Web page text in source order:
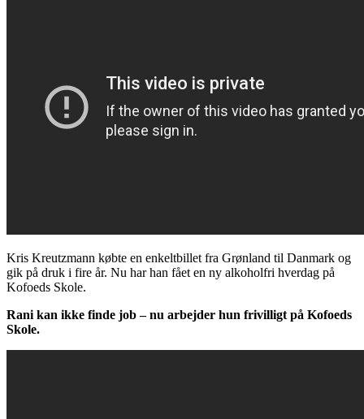
Kris Kreutzmann købte en enkeltbillet fra Grønland til Danmark og
gik på druk i fire år. Nu har han fået en ny alkoholfri hverdag på
Kofoeds Skole.
Rani kan ikke finde job – nu arbejder hun frivilligt på Kofoeds
Skole.